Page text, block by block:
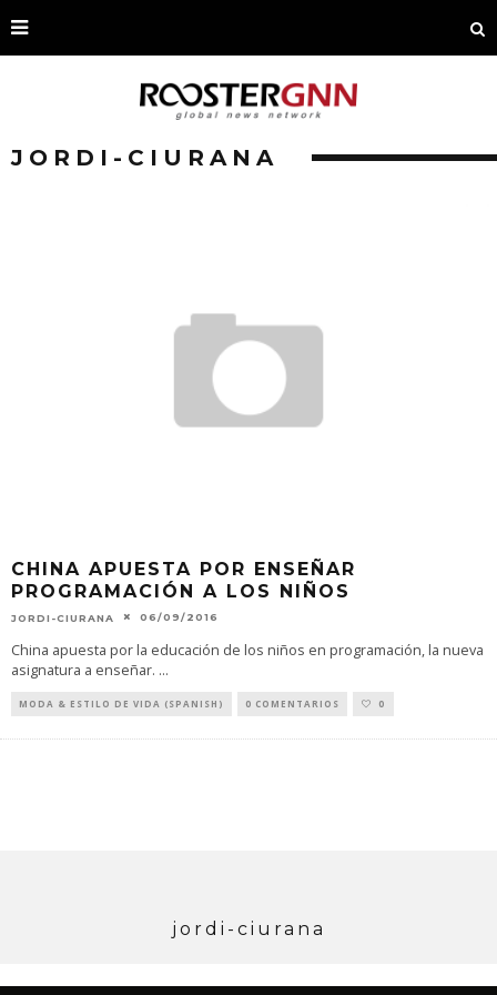
JORDI-CIURANA
CHINA APUESTA POR ENSEÑAR
PROGRAMACIÓN A LOS NIÑOS
JORDI-CIURANA 06/09/2016
China apuesta por la educación de los niños en programación, la nueva
asignatura a enseñar. ...
MODA & ESTILO DE VIDA (SPANISH) 0 COMENTARIOS 0
jordi-ciurana